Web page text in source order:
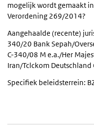
mogelijk wordt gemaakt
Verordening 269/2014?
Aangehaalde (recente)
340/20 Bank Sepah/
C-340/08 M e.a./Her
Iran/Tclckom
Specifiek beleidsterrein: